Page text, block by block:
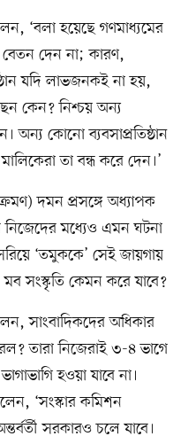
‘বলা হয়েছে গণমাধ্যমের
বেতন দেন না; কারণ,
যদি লাভজনকই না হয়,
কেন? নিশ্চয় অন্য
অন্য কোনো ব্যবসাপ্রতিষ্ঠান
তা বন্ধ করে দেন।’
দমন প্রসঙ্গে অধ্যাপক
মধ্যেও এমন ঘটনা
‘তমুককে’ সেই জায়গায়
সংস্কৃতি কেমন করে যাবে?
সাংবাদিকদের অধিকার
তারা নিজেরাই ৩-৪ ভাগে
হওয়া যাবে না।
‘সংস্কার কমিশন
সরকারও চলে যাবে।